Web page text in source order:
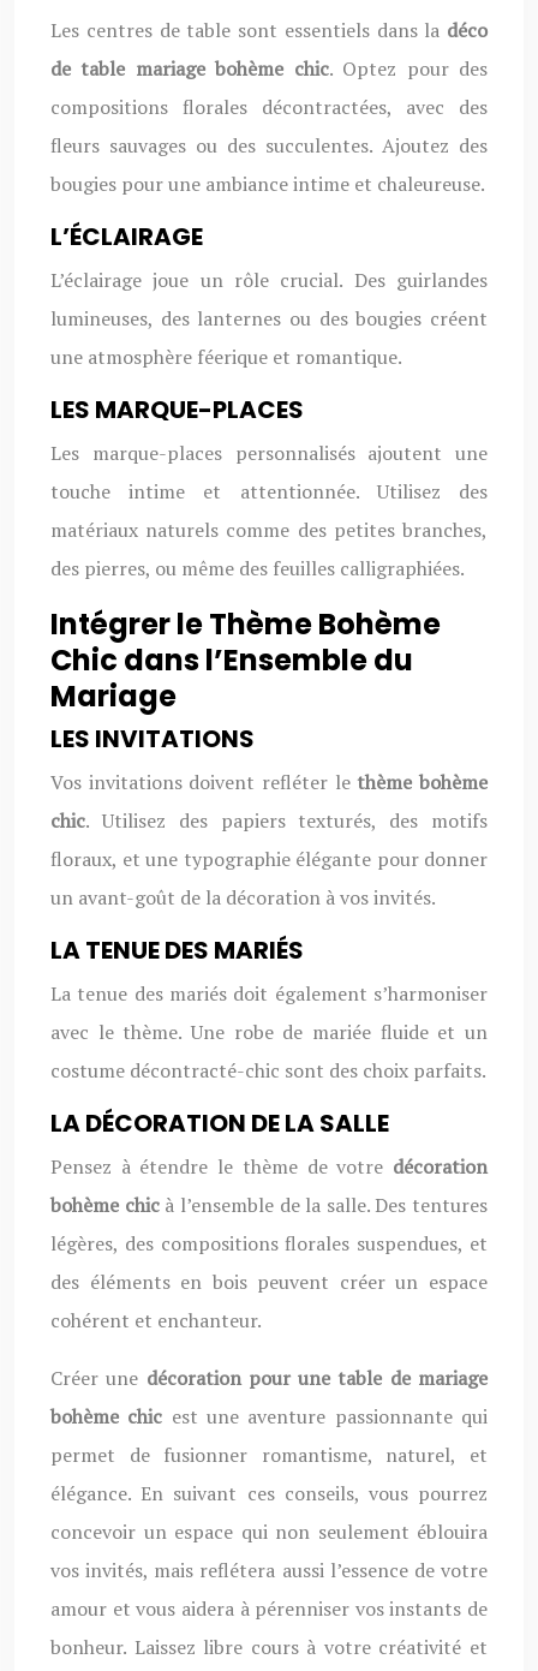
Les centres de table sont essentiels dans la déco
de table mariage bohème chic. Optez pour des
compositions florales décontractées, avec des
fleurs sauvages ou des succulentes. Ajoutez des
bougies pour une ambiance intime et chaleureuse.
L’ÉCLAIRAGE
L’éclairage joue un rôle crucial. Des guirlandes
lumineuses, des lanternes ou des bougies créent
une atmosphère féerique et romantique.
LES MARQUE-PLACES
Les marque-places personnalisés ajoutent une
touche intime et attentionnée. Utilisez des
matériaux naturels comme des petites branches,
des pierres, ou même des feuilles calligraphiées.
Intégrer le Thème Bohème
Chic dans l’Ensemble du
Mariage
LES INVITATIONS
Vos invitations doivent refléter lethème bohème
chic. Utilisez des papiers texturés, des motifs
floraux, et une typographie élégante pour donner
un avant-goût de la décoration à vos invités.
LA TENUE DES MARIÉS
La tenue des mariés doit également s’harmoniser
avec le thème. Une robe de mariée fluide et un
costume décontracté-chic sont des choix parfaits.
LA DÉCORATION DE LA SALLE
Pensez à étendre le thème de votre décoration
bohème chicà l’ensemble de la salle. Des tentures
légères, des compositions florales suspendues, et
des éléments en bois peuvent créer un espace
cohérent et enchanteur.
Créer une décoration pour une table de mariage
bohème chic est une aventure passionnante qui
permet de fusionner romantisme, naturel, et
élégance. En suivant ces conseils, vous pourrez
concevoir un espace qui non seulement éblouira
vos invités, mais reflétera aussi l’essence de votre
amour et vous aidera à pérenniser vos instants de
bonheur. Laissez libre cours à votre créativité et